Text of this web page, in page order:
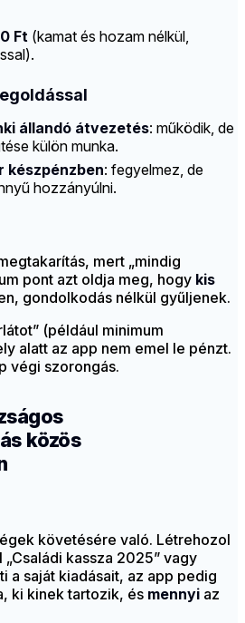
Ft (kamat és hozam nélkül,
állandó átvezetés: működik, de
külön munka.
készpénzben: fegyelmez, de
hozzányúlni.
mert „mindig
pont azt oldja meg, hogy kis
gondolkodás nélkül gyűljenek.
(például minimum
alatt az app nem emel le pénzt.
végi szorongás.
közös
követésére való. Létrehozol
kassza 2025” vagy
a saját kiadásait, az app pedig
ki kinek tartozik, és mennyi az